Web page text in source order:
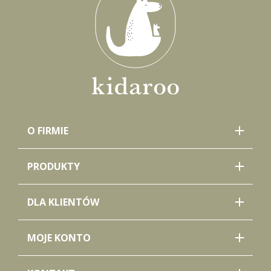
O FIRMIE
PRODUKTY
DLA KLIENTÓW
MOJE KONTO